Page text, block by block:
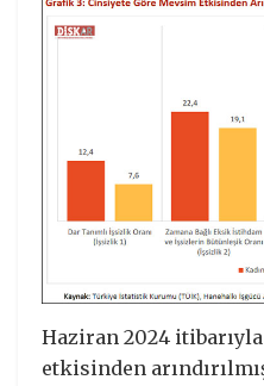
Haziran 2024
etkisinden